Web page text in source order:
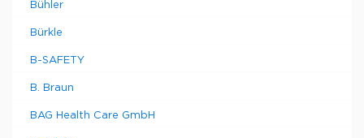
Bühler
Bürkle
B-SAFETY
B. Braun
BAG Health Care GmbH